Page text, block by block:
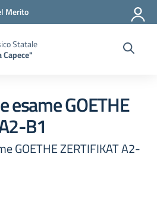
Merito
Statale
Capece"
esame GOETHE
B1
GOETHE ZERTIFIKAT A2-